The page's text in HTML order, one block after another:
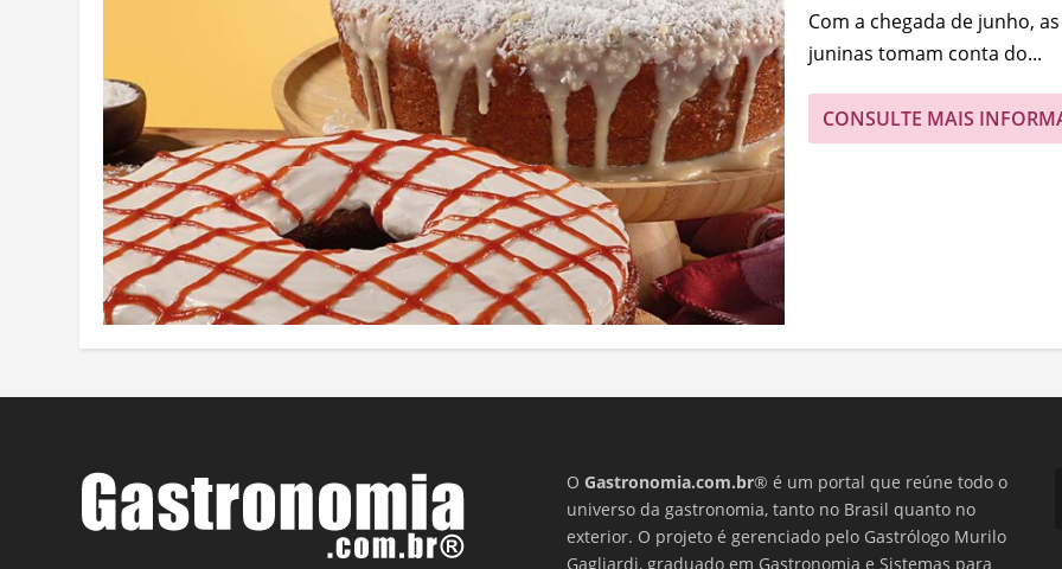
Com a chegada de junho,
juninas tomam conta do...
CONSULTE MAIS
OGastronomia.com.br® é um portal que reúne todo o
universo da gastronomia, tanto no Brasil quanto no
exterior. O projeto é gerenciado pelo Gastrólogo Murilo
Gagliardi, graduado em Gastronomia e Sistemas para